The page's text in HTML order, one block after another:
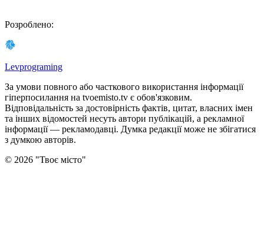
Розроблено:
Levprograming
За умови повного або часткового використання iнформацiї
гіперпосилання на tvoemisto.tv є обов'язковим.
Відповідальність за достовірність фактів, цитат, власних імен
та інших відомостей несуть автори публікацій, а рекламної
інформації — рекламодавці. Думка редакцiї може не збiгатися
з думкою авторiв.
© 2026 "Твоє місто"